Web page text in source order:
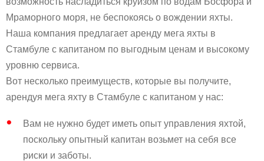
Мраморного моря, не беспокоясь о вождении яхты.
Наша компания предлагает аренду мега яхты в
Стамбуле с капитаном по выгодным ценам и высокому
уровню сервиса.
Вот несколько преимуществ, которые вы получите,
арендуя мега яхту в Стамбуле с капитаном у нас:
Вам не нужно будет иметь опыт управления яхтой,
поскольку опытный капитан возьмет на себя все
риски и заботы.